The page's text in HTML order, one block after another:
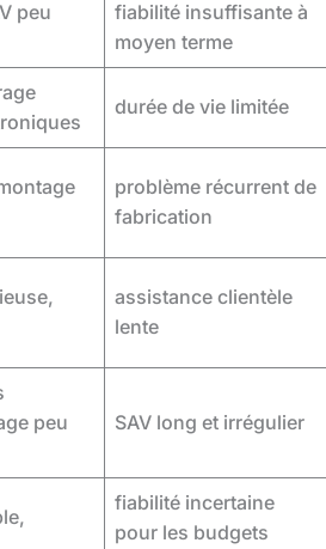
peu
fiabilité insuffisante à
moyen terme
durée de vie limitée
problème récurrent de
fabrication
assistance clientèle
lente
peu
SAV long et irrégulier
fiabilité incertaine
pour les budgets